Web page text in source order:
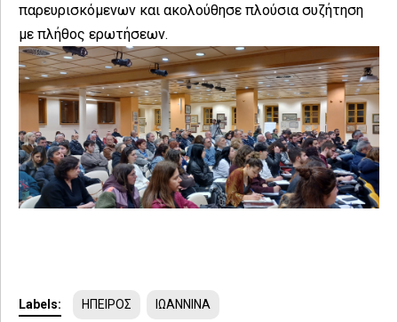
παρευρισκόμενων και ακολούθησε πλούσια συζήτηση
με πλήθος ερωτήσεων.
Labels: ΗΠΕΙΡΟΣ ΙΩΑΝΝΙΝΑ